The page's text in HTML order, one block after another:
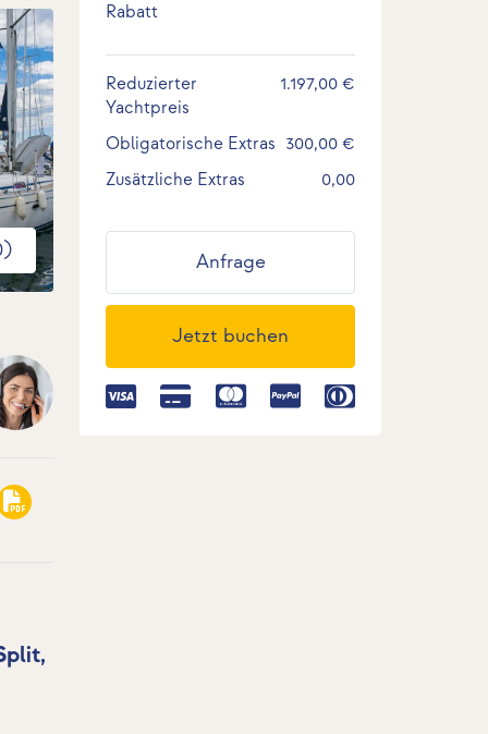
Rabatt
Reduzierter
Yachtpreis
1.197,00 €
Obligatorische Extras 300,00 €
Zusätzliche Extras
0,00
Anfrage
Jetzt buchen